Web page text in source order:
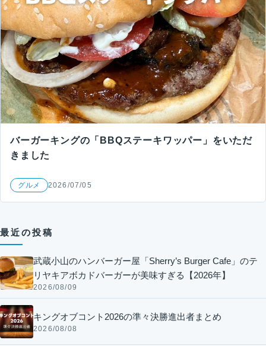
バーガーキングの「BBQステーキワッパー」をいただ
きました
グルメ 2026/07/05
最近の投稿
武蔵小山のハンバーガー屋「Sherry’s Burger Cafe」のテ
リヤキアボカドバーガーが美味すぎる【2026年】
2026/08/09
キングオブコント2026の準々決勝進出者まとめ
2026/08/08